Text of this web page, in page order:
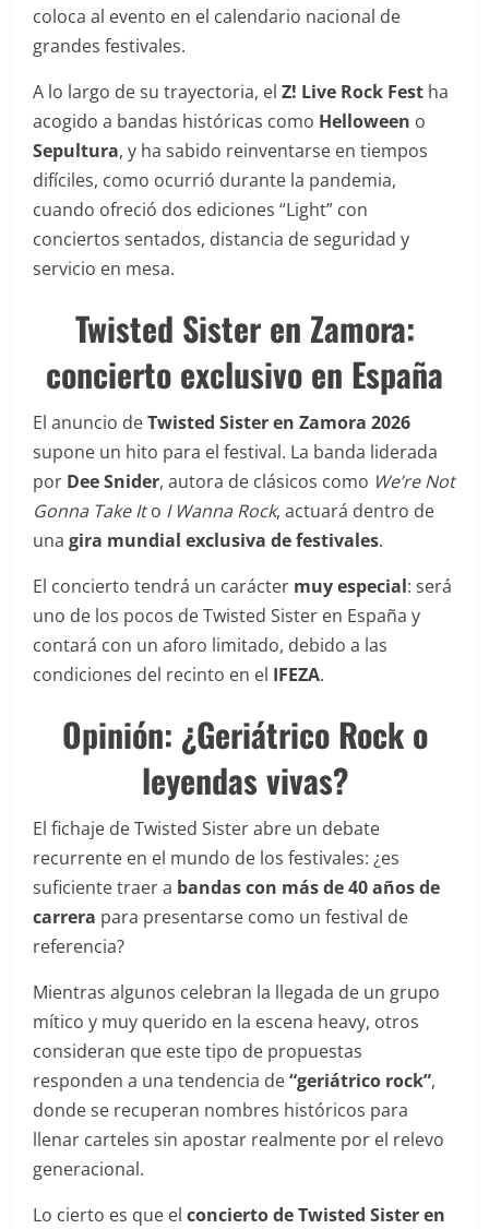
coloca al evento en el calendario nacional de
grandes festivales.
A lo largo de su trayectoria, el Z! Live Rock Fest ha
acogido a bandas históricas como Helloween o
Sepultura, y ha sabido reinventarse en tiempos
difíciles, como ocurrió durante la pandemia,
cuando ofreció dos ediciones “Light” con
conciertos sentados, distancia de seguridad y
servicio en mesa.
Twisted Sister en Zamora:
concierto exclusivo en España
El anuncio deTwisted Sister en Zamora 2026
supone un hito para el festival. La banda liderada
por Dee Snider, autora de clásicos como We’re Not
Gonna Take Ito I Wanna Rock, actuará dentro de
una gira mundial exclusiva de festivales.
El concierto tendrá un carácter muy especial: será
uno de los pocos de Twisted Sister en España y
contará con un aforo limitado, debido a las
condiciones del recinto en el IFEZA.
Opinión: ¿Geriátrico Rock o
leyendas vivas?
El fichaje de Twisted Sister abre un debate
recurrente en el mundo de los festivales: ¿es
suficiente traer a bandas con más de 40 años de
carrera para presentarse como un festival de
referencia?
Mientras algunos celebran la llegada de un grupo
mítico y muy querido en la escena heavy, otros
consideran que este tipo de propuestas
responden a una tendencia de“geriátrico rock”,
donde se recuperan nombres históricos para
llenar carteles sin apostar realmente por el relevo
generacional.
Lo cierto es que el concierto de Twisted Sister en